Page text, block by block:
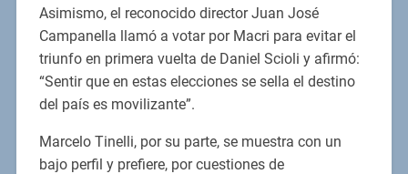
Asimismo, el reconocido director Juan José
Campanella llamó a votar por Macri para evitar el
triunfo en primera vuelta de Daniel Scioli y afirmó:
“Sentir que en estas elecciones se sella el destino
del país es movilizante”.
Marcelo Tinelli, por su parte, se muestra con un
bajo perfil y prefiere, por cuestiones de